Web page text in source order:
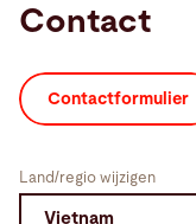
Newsroom
Onderneming
Contact
Contactformulier
Land/regio wijzigen